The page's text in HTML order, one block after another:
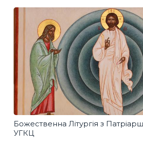
Божественна Літургія з
УГКЦ